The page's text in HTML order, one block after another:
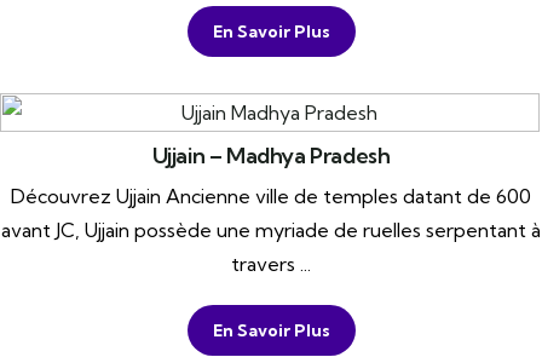
En Savoir Plus
Ujjain – Madhya Pradesh
Découvrez Ujjain Ancienne ville de temples datant de 600
avant JC, Ujjain possède une myriade de ruelles serpentant à
travers ...
En Savoir Plus